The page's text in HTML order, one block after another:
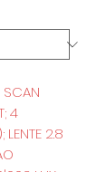
SCAN
4
2.8